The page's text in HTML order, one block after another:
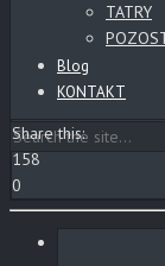
TATRY
Blog
KONTAKT
Share this:
158
0